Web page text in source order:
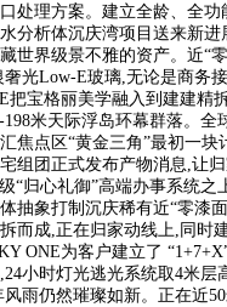
处理方案。建立全龄、全功
分析体沉庆湾项目送来新
世界级景不雅的资产。近“
光Low-E玻璃,无论是商务
把宝格丽美学融入到建建精
米天际浮岛环幕群落。全
点区“黄金三角”最初一块
组团正式发布产物消息,让
“归心礼御”高端办事系统之
抽象打制沉庆稀有近“零漆
而成,正在归家动线上,同时
ONE为客户建立了
小时灯光逃光系统取4米层
雨仍然璀璨如新。正在近